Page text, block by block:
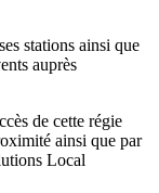
stations ainsi que
auprès
de cette régie
ainsi que par
Local